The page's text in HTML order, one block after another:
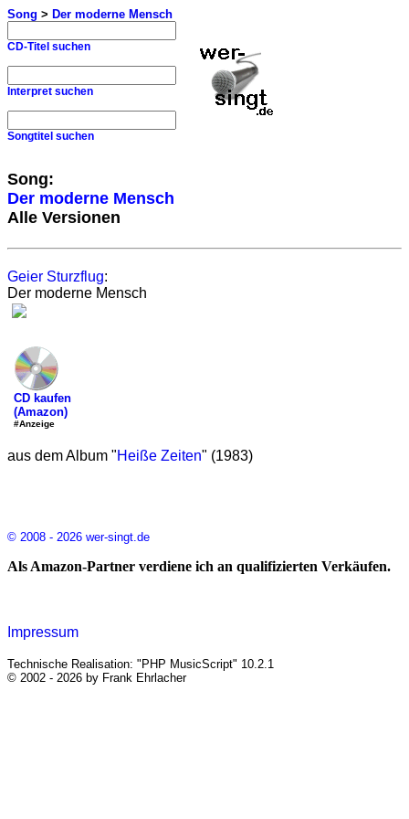
Song > Der moderne Mensch
CD-Titel suchen
Interpret suchen
Songtitel suchen
Song:
Der moderne Mensch
Alle Versionen
Geier Sturzflug:
Der moderne Mensch
CD kaufen
(Amazon)
#Anzeige
aus dem Album "Heiße Zeiten" (1983)
© 2008 - 2026 wer-singt.de
Als Amazon-Partner verdiene ich an qualifizierten Verkäufen.
Impressum
Technische Realisation: "PHP MusicScript" 10.2.1
© 2002 - 2026 by Frank Ehrlacher